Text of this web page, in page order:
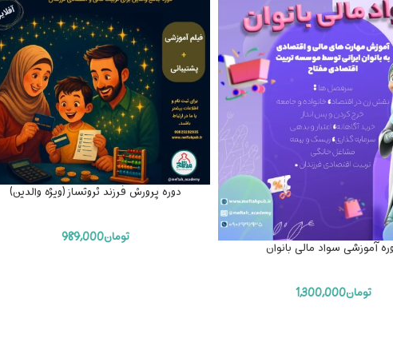
آموزشی سواد مالی بانوان
تومان1,300,000
دوره پرورش فرزند ثروتساز (ویژه والدین)
تومان989,000